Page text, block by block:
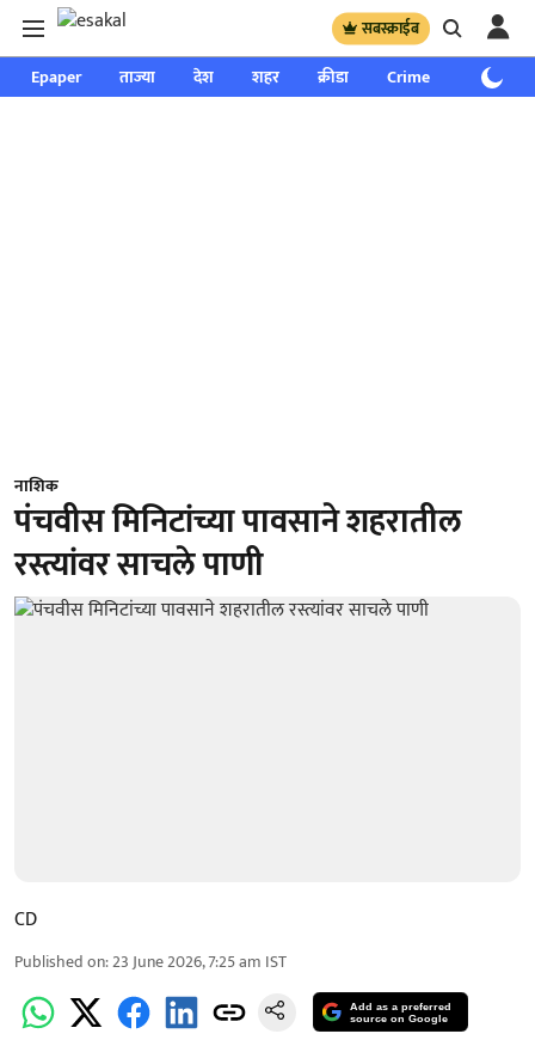
सबस्क्राईब
Epaper ताज्या देश शहर क्रीडा Crime साप्ताहिक
नाशिक
पंचवीस मिनिटांच्या पावसाने शहरातील
रस्त्यांवर साचले पाणी
CD
Published on:23 June 2026, 7:25 am IST
Add as a preferred
source on Google